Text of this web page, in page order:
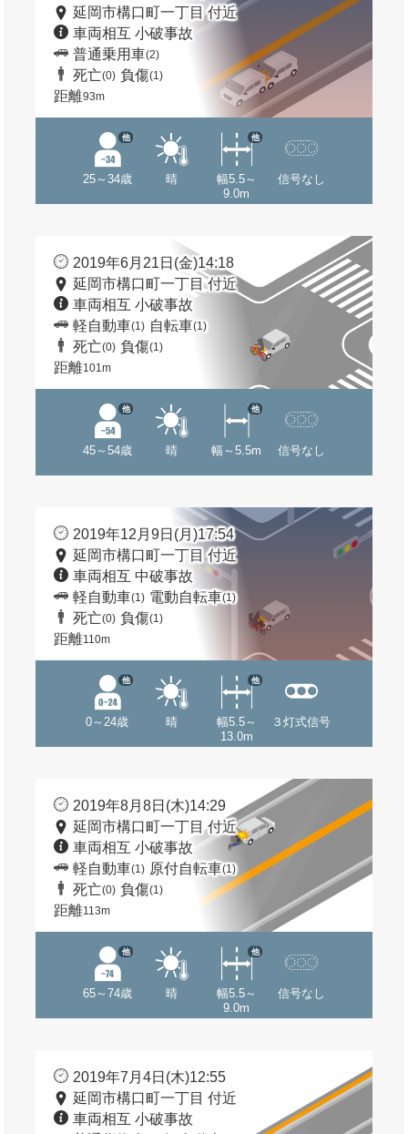
延岡市構口町一丁目 付近
車両相互 小破事故
普通乗用車(2)
死亡(0) 負傷(1)
距離93m
25～34歳
他
晴
幅5.5～
9.0m
他
信号なし
2019年6月21日(金)14:18
延岡市構口町一丁目 付近
車両相互 小破事故
軽自動車(1) 自転車(1)
死亡(0) 負傷(1)
距離101m
45～54歳
他
晴 幅～5.5m
他
信号なし
2019年12月9日(月)17:54
延岡市構口町一丁目 付近
車両相互 中破事故
軽自動車(1) 電動自転車(1)
死亡(0) 負傷(1)
距離110m
0～24歳
他
晴
幅5.5～
13.0m
他
３灯式信号
2019年8月8日(木)14:29
延岡市構口町一丁目 付近
車両相互 小破事故
軽自動車(1) 原付自転車(1)
死亡(0) 負傷(1)
距離113m
65～74歳
他
晴
幅5.5～
9.0m
他
信号なし
2019年7月4日(木)12:55
延岡市構口町一丁目 付近
車両相互 小破事故